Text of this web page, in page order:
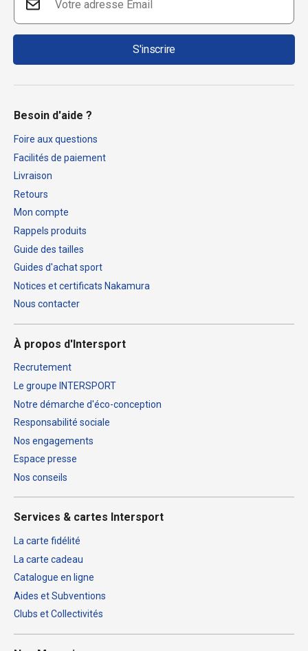
S'inscrire
Besoin d'aide ?
Foire aux questions
Facilités de paiement
Livraison
Retours
Mon compte
Rappels produits
Guide des tailles
Guides d'achat sport
Notices et certificats Nakamura
Nous contacter
À propos d'Intersport
Recrutement
Le groupe INTERSPORT
Notre démarche d'éco-conception
Responsabilité sociale
Nos engagements
Espace presse
Nos conseils
Services & cartes Intersport
La carte fidélité
La carte cadeau
Catalogue en ligne
Aides et Subventions
Clubs et Collectivités